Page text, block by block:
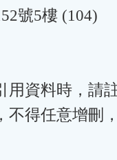
號5樓 (104)
用資料時，請
不得任意增刪